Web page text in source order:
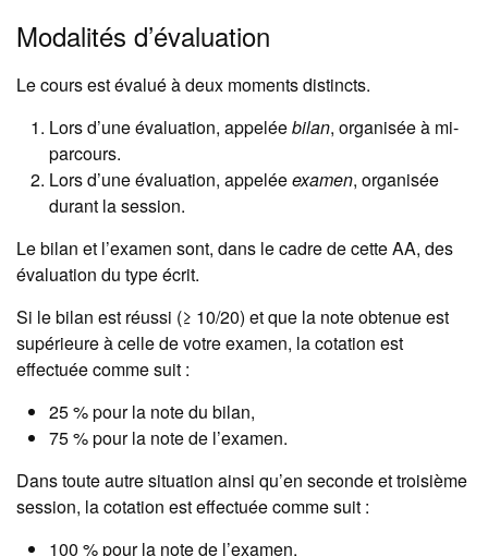
Modalités d’évaluation
Le cours est évalué à deux moments distincts.
Lors d’une évaluation, appeléebilan, organisée à mi-
parcours.
Lors d’une évaluation, appeléeexamen, organisée
durant la session.
Le bilan et l’examen sont, dans le cadre de cette AA, des
évaluation du type écrit.
Si le bilan est réussi (≥ 10/20) et que la note obtenue est
supérieure à celle de votre examen, la cotation est
effectuée comme suit :
25 % pour la note du bilan,
75 % pour la note de l’examen.
Dans toute autre situation ainsi qu’en seconde et troisième
session, la cotation est effectuée comme suit :
100 % pour la note de l’examen.